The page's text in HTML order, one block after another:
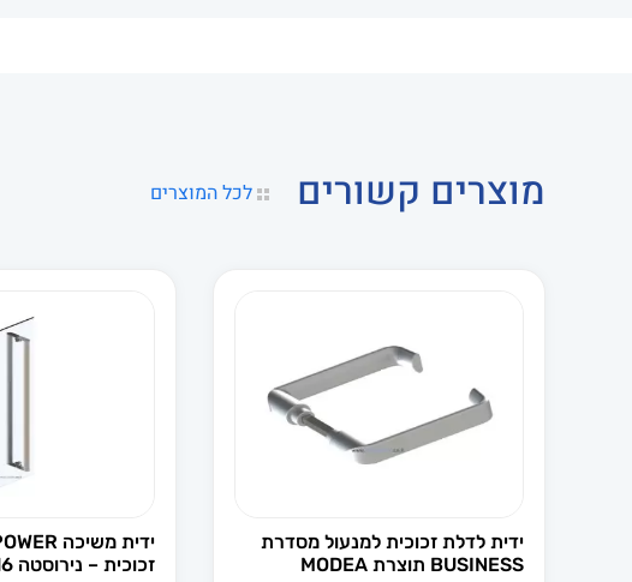
מוצרים קשורים לכל המוצרים
ידית לדלת זכוכית למנעול מסדרת
BUSINESS תוצרת MODEA
זכוכית – נירוסטה 316